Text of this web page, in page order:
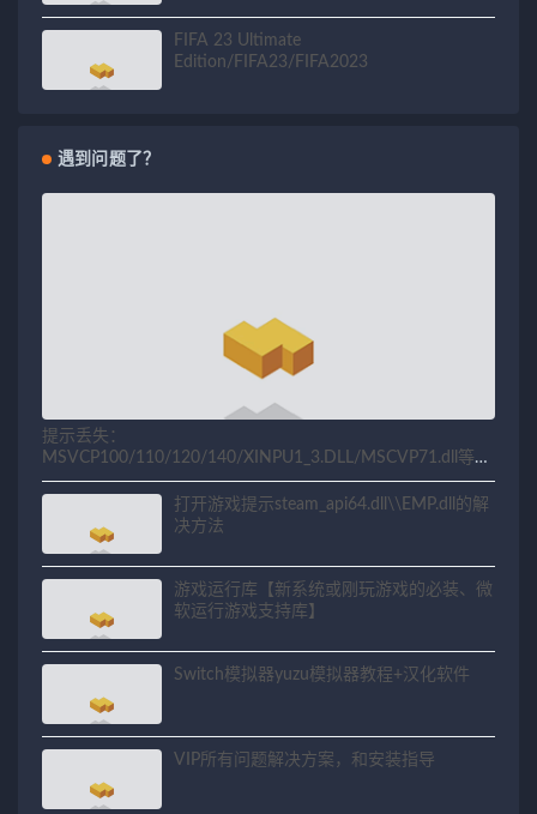
FIFA 23 Ultimate
Edition/FIFA23/FIFA2023
遇到问题了？
提示丢失：
MSVCP100/110/120/140/XINPU1_3.DLL/MSCVP71.dll等相
关问题解决方法
打开游戏提示steam_api64.dll\\EMP.dll的解
决方法
游戏运行库【新系统或刚玩游戏的必装、微
软运行游戏支持库】
Switch模拟器yuzu模拟器教程+汉化软件
VIP所有问题解决方案，和安装指导